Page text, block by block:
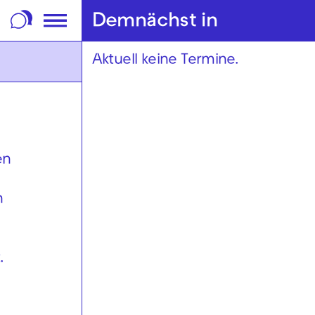
Footer springen
Demnächst in
Aktuell keine Termine.